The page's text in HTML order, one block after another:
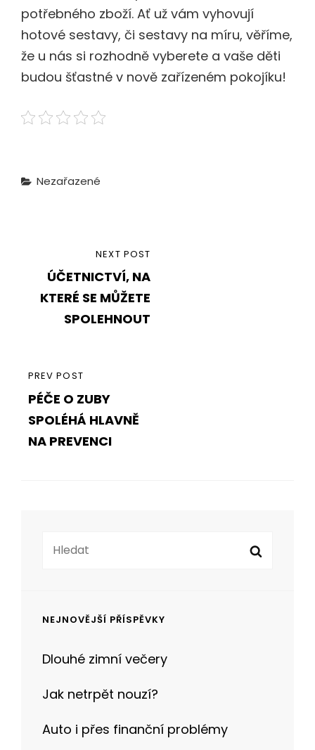
potřebného zboží. Ať už vám vyhovují
hotové sestavy, či sestavy na míru, věříme,
že u nás si rozhodně vyberete a vaše děti
budou šťastné v nově zařízeném pokojíku!
Categories
Nezařazené
Navigace
pro
příspěvek
PREVIOUS
POST
PREV POST
PÉČE O ZUBY
SPOLÉHÁ HLAVNĚ
NA PREVENCI
POST
NEXT POST
ÚČETNICTVÍ, NA
KTERÉ SE MŮŽETE
SPOLEHNOUT
NEJNOVĚJŠÍ PŘÍSPĚVKY
Dlouhé zimní večery
Jak netrpět nouzí?
Auto i přes finanční problémy